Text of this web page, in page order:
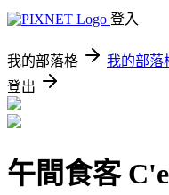
登入
我的部落格 我的部落
登出
午間食客